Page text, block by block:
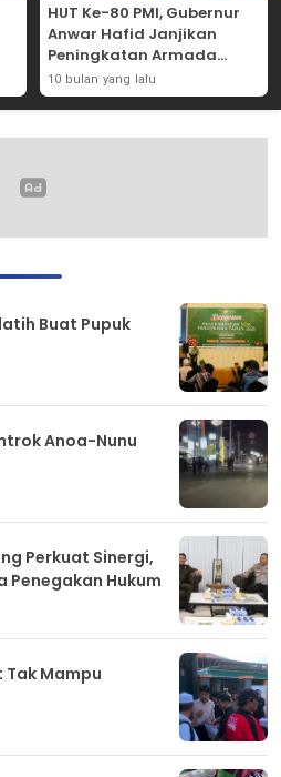
HUT Ke-80 PMI, Gubernur
Anwar Hafid Janjikan
Peningkatan Armada
Mobil Donor Darah
10 bulan yang lalu
Buat Pupuk
Anoa-Nunu
Perkuat Sinergi,
Penegakan Hukum
Tak Mampu